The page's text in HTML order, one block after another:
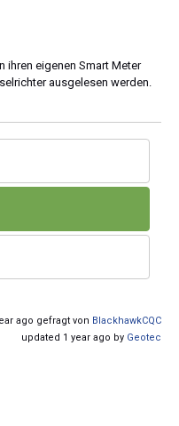
ihren eigenen Smart Meter
ausgelesen werden.
ago gefragt von BlackhawkCQC
updated 1 year ago by Geotec